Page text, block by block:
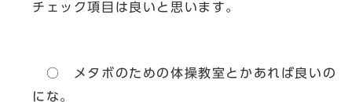
チェック項目は良いと思います。
○ メタボのための体操教室とかあれば良いの
にな。